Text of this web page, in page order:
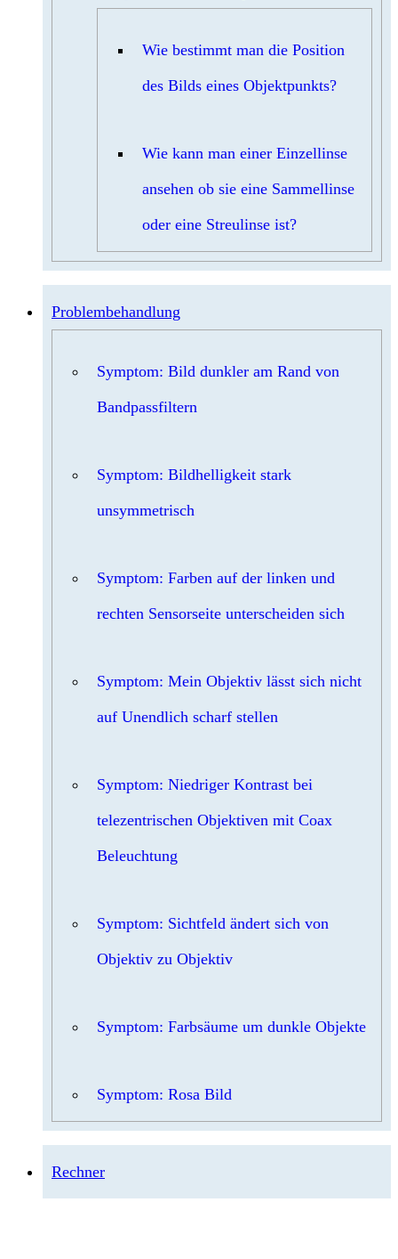
Wie bestimmt man die Position
des Bilds eines Objektpunkts?
Wie kann man einer Einzellinse
ansehen ob sie eine Sammellinse
oder eine Streulinse ist?
Problembehandlung
Symptom: Bild dunkler am Rand von
Bandpassfiltern
Symptom: Bildhelligkeit stark
unsymmetrisch
Symptom: Farben auf der linken und
rechten Sensorseite unterscheiden sich
Symptom: Mein Objektiv lässt sich nicht
auf Unendlich scharf stellen
Symptom: Niedriger Kontrast bei
telezentrischen Objektiven mit Coax
Beleuchtung
Symptom: Sichtfeld ändert sich von
Objektiv zu Objektiv
Symptom: Farbsäume um dunkle Objekte
Symptom: Rosa Bild
Rechner